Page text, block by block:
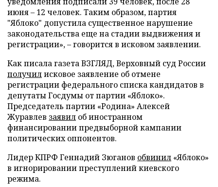
июня – 12 человек. Таким образом, партия
"Яблоко" допустила существенное нарушение
законодательства еще на стадии выдвижения и
регистрации», – говорится в исковом заявлении.
Как писала газета ВЗГЛЯД, Верховный суд России
получилисковое заявление об отмене
регистрации федерального списка кандидатов в
депутаты Госдумы от партии «Яблоко».
Председатель партии «Родина» Алексей
Журавлев заявил об иностранном
финансировании предвыборной кампании
политических оппонентов.
Лидер КПРФ Геннадий Зюганов обвинил «Яблоко»
в игнорировании преступлений киевского
режима.